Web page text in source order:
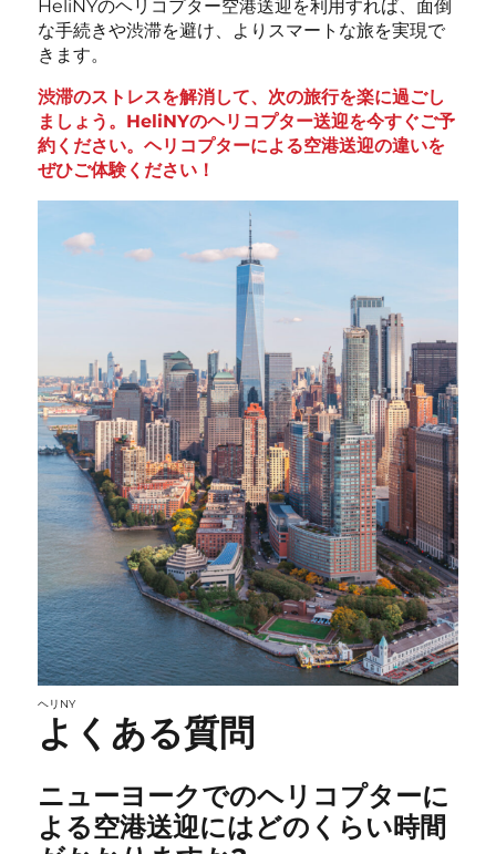
HeliNYのヘリコプター空港送迎を利用すれば、面倒
な手続きや渋滞を避け、よりスマートな旅を実現で
きます。
渋滞のストレスを解消して、次の旅行を楽に過ごし
ましょう。HeliNYのヘリコプター送迎を今すぐご予
約ください。ヘリコプターによる空港送迎の違いを
ぜひご体験ください！
ヘリNY
よくある質問
ニューヨークでのヘリコプターに
よる空港送迎にはどのくらい時間